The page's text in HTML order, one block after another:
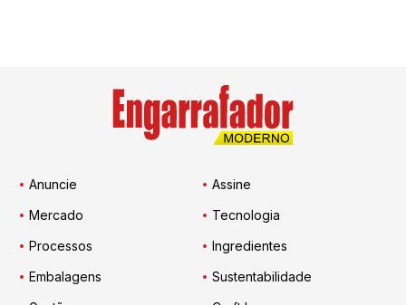
Anuncie
Assine
Mercado
Tecnologia
Processos
Ingredientes
Embalagens
Sustentabilidade